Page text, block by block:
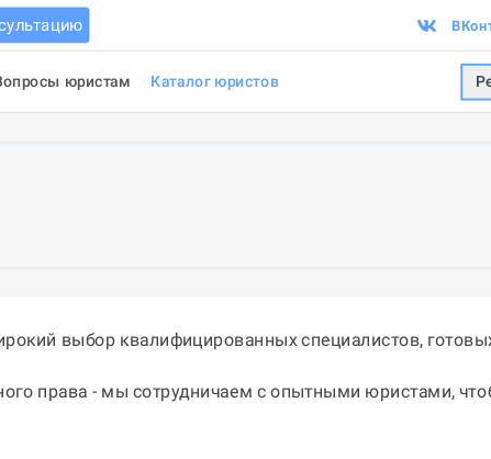
юристам Каталог юристов
выбор квалифицированных специалистов,
права - мы сотрудничаем с опытными юристами,